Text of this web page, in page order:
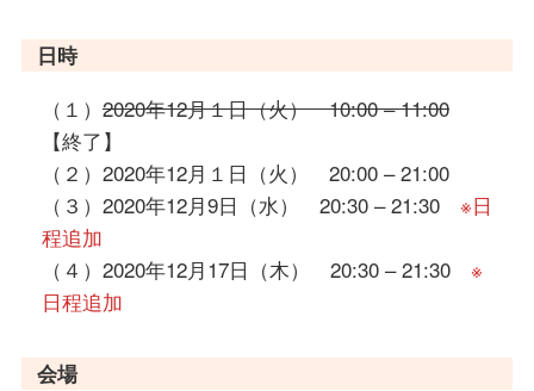
日時
（１） 2020年12月１日（火） 10:00 – 11:00
【終了】
（２）2020年12月１日（火） 20:00 – 21:00
（３）2020年12月9日（水） 20:30 – 21:30 ※日
程追加
（４）2020年12月17日（木） 20:30 – 21:30 ※
日程追加
会場